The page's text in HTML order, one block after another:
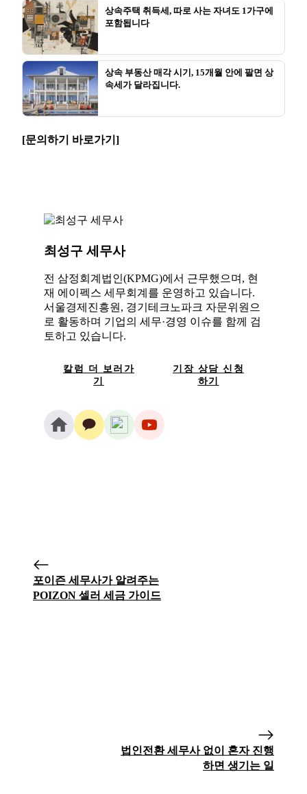
상속주택 취득세, 따로 사는 자녀도 1가구에
포함됩니다
상속 부동산 매각 시기, 15개월 안에 팔면 상
속세가 달라집니다.
[문의하기 바로가기]
최성구 세무사
전 삼정회계법인(KPMG)에서 근무했으며, 현
재 에이펙스 세무회계를 운영하고 있습니다.
서울경제진흥원, 경기테크노파크 자문위원으
로 활동하며 기업의 세무·경영 이슈를 함께 검
토하고 있습니다.
칼럼 더 보러가
기
기장 상담 신청
하기
포이즌 세무사가 알려주는
POIZON 셀러 세금 가이드
법인전환 세무사 없이 혼자 진행
하면 생기는 일